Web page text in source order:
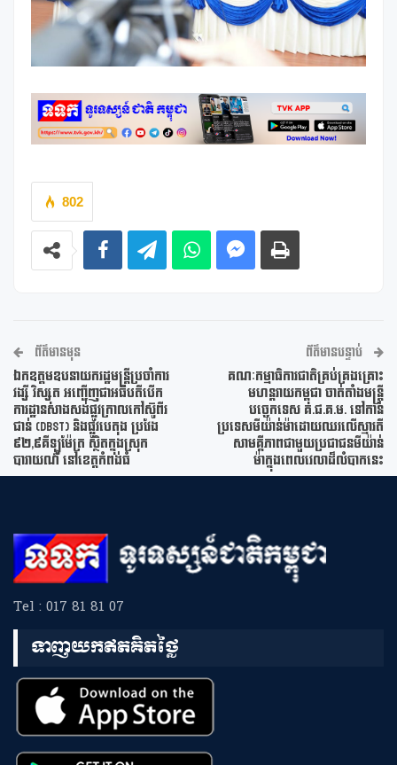
802
ព័ត៌មានមុន
ឯកឧត្តមឧបនាយករដ្ឋមន្រ្តីប្រចាំការ
វង្សី វិស្សុត អញ្ជើញជាអធិបតីបើក​
ការដ្ឋាន​សាងសង់​ផ្លូវក្រាលកៅស៊ូពីរ
ជាន់ (DBST) និង​ផ្លូវ​បេតុង ប្រវែង
៩២,៩គីឡូម៉ែត្រ ស្ថិតក្នុងស្រុក
បារាយណ៍ នៅខេត្តកំពង់ធំ
ព័ត៌មានបន្ទាប់
គណៈកម្មាធិការជាតិគ្រប់គ្រងគ្រោះ
មហន្តរាយកម្ពុជា ចាត់តាំងមន្ត្រី
បច្ចេកទេស គ.ជ.គ.ម. ទៅកាន់
ប្រទេសមីយ៉ាន់ម៉ាដោយឈរលើស្មារតី
សាមគ្គីភាពជាមួយប្រជាជនមីយ៉ាន់
ម៉ាក្នុងពេលវេលាដ៏លំបាកនេះ
Tel : 017 81 81 07
ទាញយកឥតគិតថ្លៃ